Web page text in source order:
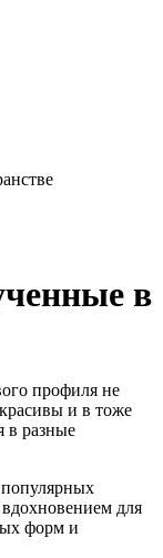
в
профиля не
и в тоже
в разные
для
форм и